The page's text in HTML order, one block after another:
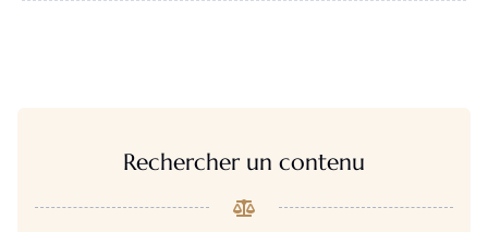
Rechercher un contenu